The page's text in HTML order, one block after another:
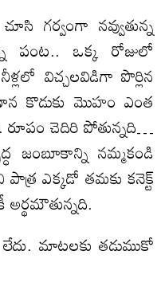
గర్వంగా నవ్వుతున్న
పంట.. ఒక్క రోజులో
విచ్చలవిడిగా పొర్లిన
కొడుకు మొహం ఎంత
రూపం చెదిరి పోతున్నది…
జంబూకాన్ని నమ్మకండి
ఎక్కడో తమకు కనెక్ట్
అర్థమౌతున్నది.
మాటలకు తడుముకో